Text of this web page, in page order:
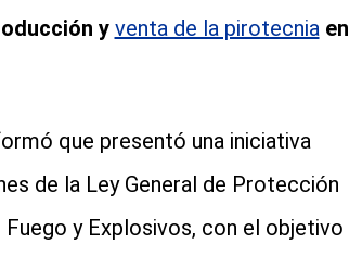
y venta de la pirotecniaen
que presentó una iniciativa
de la Ley General de Protección
y Explosivos, con el objetivo